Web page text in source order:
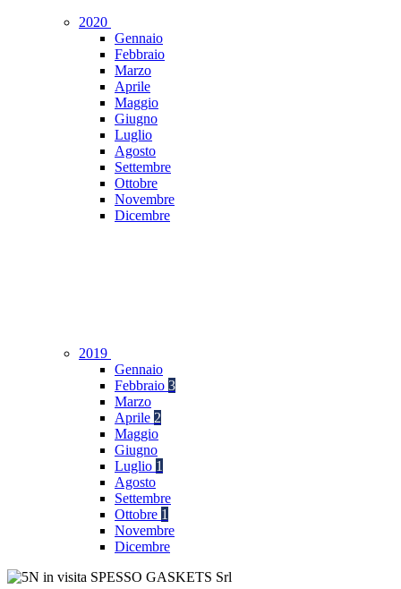
2020
Gennaio
Febbraio
Marzo
Aprile
Maggio
Giugno
Luglio
Agosto
Settembre
Ottobre
Novembre
Dicembre
2019
Gennaio
Febbraio 3
Marzo
Aprile 2
Maggio
Giugno
Luglio 1
Agosto
Settembre
Ottobre 1
Novembre
Dicembre